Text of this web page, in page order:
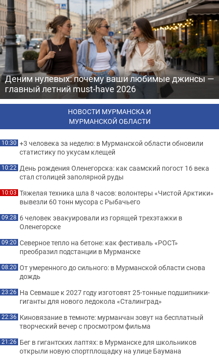
Деним нулевых: почему ваши любимые джинсы —
главный летний must-have 2026
НОВОСТИ МУРМАНСКА И
МУРМАНСКОЙ ОБЛАСТИ
10:30 +3 человека за неделю: в Мурманской области обновили
статистику по укусам клещей
10:22 День рождения Оленегорска: как саамский погост 16 века
стал столицей заполярной руды
10:03 Тяжелая техника шла 8 часов: волонтеры «Чистой Арктики»
вывезли 60 тонн мусора с Рыбачьего
09:28 6 человек эвакуировали из горящей трехэтажки в
Оленегорске
09:20 Северное тепло на бетоне: как фестиваль «РОСТ»
преобразил подстанции в Мурманске
08:20 От умеренного до сильного: в Мурманской области снова
дождь
23:26 На Севмаше к 2027 году изготовят 25-тонные подшипники-
гиганты для нового ледокола «Сталинград»
22:36 Киновязание в темноте: мурманчан зовут на бесплатный
творческий вечер с просмотром фильма
21:26 Бег в гигантских лаптях: в Мурманске для школьников
открыли новую спортплощадку на улице Баумана